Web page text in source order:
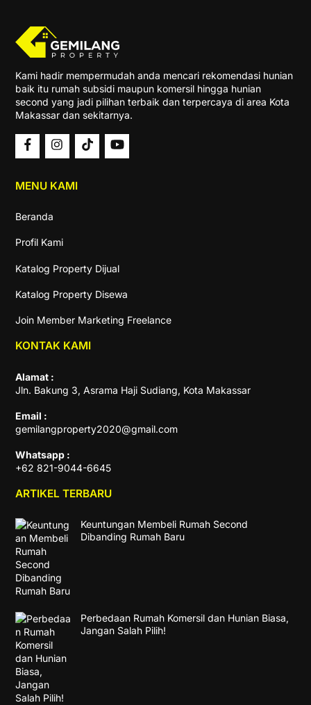
Kami hadir mempermudah anda mencari rekomendasi hunian
baik itu rumah subsidi maupun komersil hingga hunian
second yang jadi pilihan terbaik dan terpercaya di area Kota
Makassar dan sekitarnya.
MENU KAMI
Beranda
Profil Kami
Katalog Property Dijual
Katalog Property Disewa
Join Member Marketing Freelance
KONTAK KAMI
Alamat :
Jln. Bakung 3, Asrama Haji Sudiang, Kota Makassar
Email :
gemilangproperty2020@gmail.com
Whatsapp :
+62 821-9044-6645
ARTIKEL TERBARU
Keuntungan Membeli Rumah Second
Dibanding Rumah Baru
Perbedaan Rumah Komersil dan Hunian Biasa,
Jangan Salah Pilih!